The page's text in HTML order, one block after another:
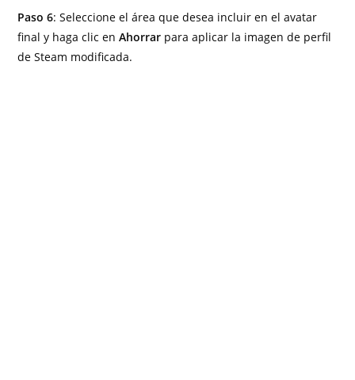
Paso 6: Seleccione el área que desea incluir en el avatar
final y haga clic enAhorrar para aplicar la imagen de perfil
de Steam modificada.